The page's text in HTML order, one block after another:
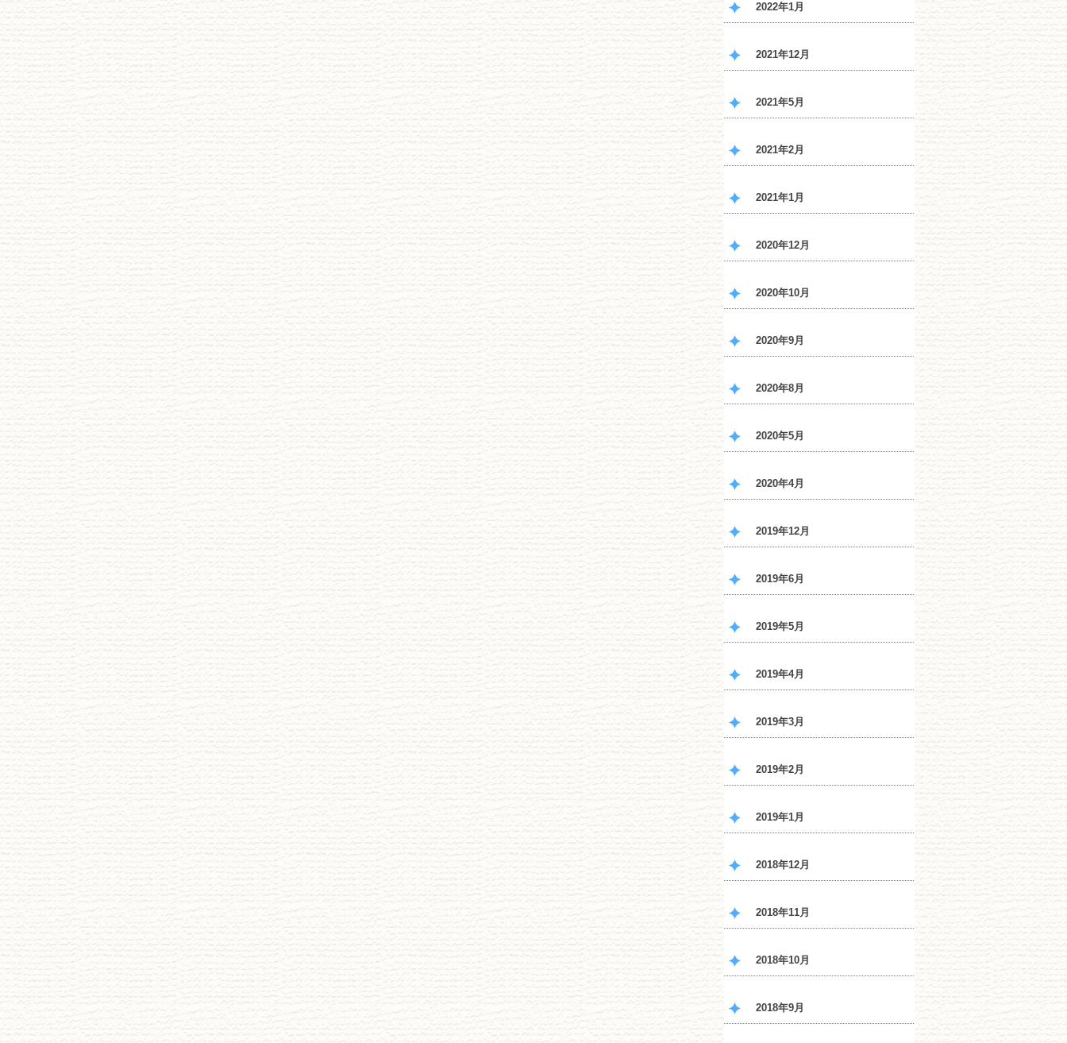
2022年1月
2021年12月
2021年5月
2021年2月
2021年1月
2020年12月
2020年10月
2020年9月
2020年8月
2020年5月
2020年4月
2019年12月
2019年6月
2019年5月
2019年4月
2019年3月
2019年2月
2019年1月
2018年12月
2018年11月
2018年10月
2018年9月